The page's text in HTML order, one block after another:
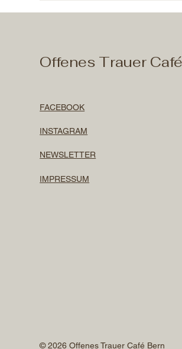
Offenes Trauer
FACEBOOK
INSTAGRAM
NEWSLETTER
IMPRESSUM
© 2026 Offenes Trauer Café Bern